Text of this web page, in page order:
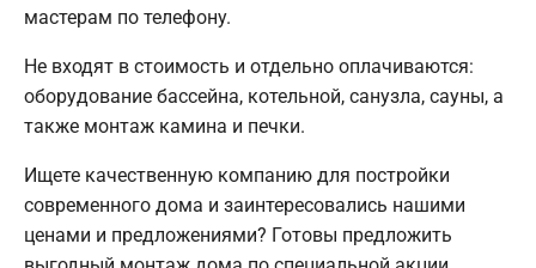
мастерам по телефону.
Не входят в стоимость и отдельно оплачиваются:
оборудование бассейна, котельной, санузла, сауны, а
также монтаж камина и печки.
Ищете качественную компанию для постройки
современного дома и заинтересовались нашими
ценами и предложениями? Готовы предложить